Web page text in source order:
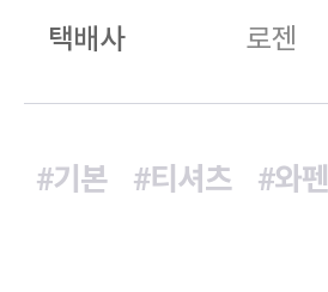
택배사
로젠
#기본 #티셔츠 #와펜